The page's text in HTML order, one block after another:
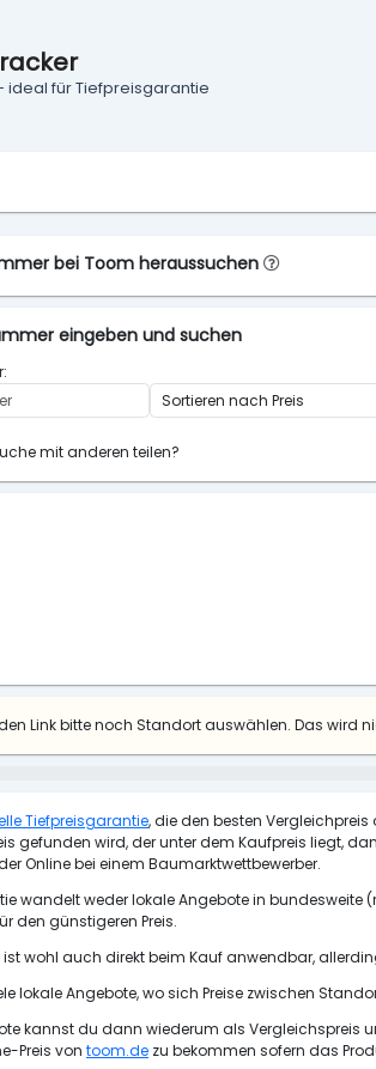
ideal für Tiefpreisgarantie
bei Toom heraussuchen
eingeben und suchen
mit anderen teilen?
Link bitte noch Standort auswählen. Das wird
Tiefpreisgarantie, die den besten
gefunden wird, der unter dem Kaufpreis liegt,
Online bei einem Baumarktwettbewerber.
wandelt weder lokale Angebote in
den günstigeren Preis.
ist wohl auch direkt beim Kauf anwendbar,
lokale Angebote, wo sich Preise zwischen
kannst du dann wiederum als
Preis von toom.de zu bekommen sofern das